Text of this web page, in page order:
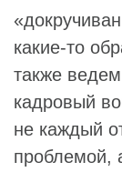
какие-то
также ведем
кадровый
не каждый
проблемой,